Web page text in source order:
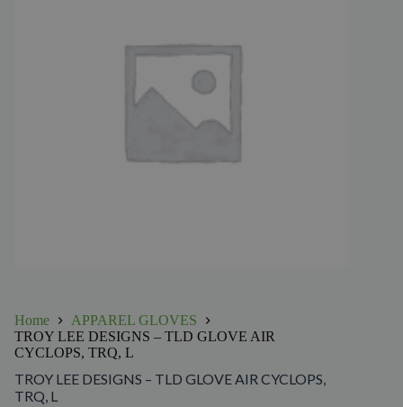
Home
APPAREL GLOVES
TROY LEE DESIGNS – TLD GLOVE AIR
CYCLOPS, TRQ, L
TROY LEE DESIGNS – TLD GLOVE AIR CYCLOPS,
TRQ, L